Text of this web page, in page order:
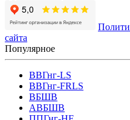
сайта
Популярное
ВВГнг-LS
ВВГнг-FRLS
ВБШВ
АВБШВ